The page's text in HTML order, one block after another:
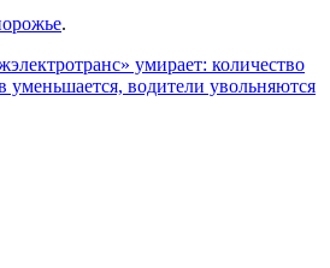
.
умирает: количество
уменьшается, водители увольняются